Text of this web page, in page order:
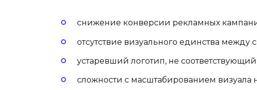
снижение конверсии рекламных
отсутствие визуального единства
устаревший логотип, не
сложности с масштабированием визуала